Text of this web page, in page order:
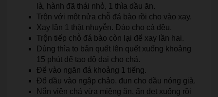
là, hành đã thái nhỏ, 1 thìa dầu ăn.
Trộn với một nửa chỗ đá bào rồi cho vào xay.
Xay lần 1 thật nhuyễn. Đảo cho cá đều.
Trộn tiếp chỗ đá bào còn lại để xay lần hai.
Dùng thìa to bản quết lên quết xuống khoảng
15 phút để tạo độ dai cho chả.
Để vào ngăn đá khoảng 1 tiếng.
Đổ dầu vào ngập chảo, đun cho dầu nóng già.
Nắn viên chả vừa miệng ăn, ấn dẹt xuống rồi